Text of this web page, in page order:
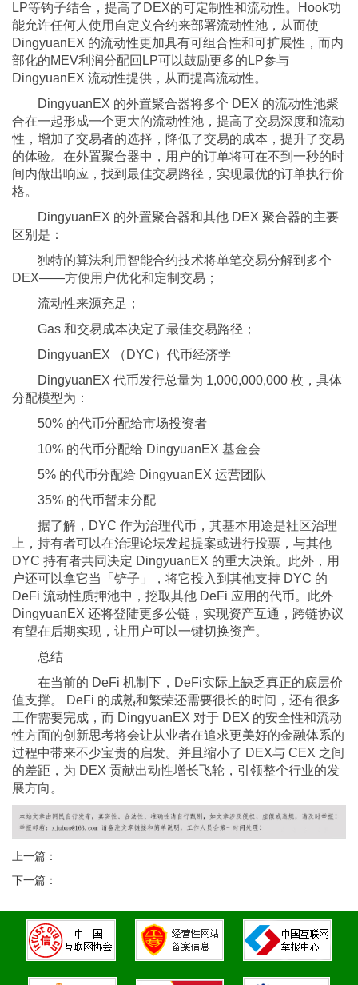
LP等钩子结合，提高了DEX的可定制性和流动性。Hook功
能允许任何人使用自定义合约来部署流动性池，从而使
DingyuanEX 的流动性更加具有可组合性和可扩展性，而内
部化的MEV利润分配回LP可以鼓励更多的LP参与
DingyuanEX 流动性提供，从而提高流动性。
DingyuanEX 的外置聚合器将多个 DEX 的流动性池聚
合在一起形成一个更大的流动性池，提高了交易深度和流动
性，增加了交易者的选择，降低了交易的成本，提升了交易
的体验。在外置聚合器中，用户的订单将可在不到一秒的时
间内做出响应，找到最佳交易路径，实现最优的订单执行价
格。
DingyuanEX 的外置聚合器和其他 DEX 聚合器的主要
区别是：
独特的算法利用智能合约技术将单笔交易分解到多个
DEX——方便用户优化和定制交易；
流动性来源充足；
Gas 和交易成本决定了最佳交易路径；
DingyuanEX （DYC）代币经济学
DingyuanEX 代币发行总量为 1,000,000,000 枚，具体
分配模型为：
50% 的代币分配给市场投资者
10% 的代币分配给 DingyuanEX 基金会
5% 的代币分配给 DingyuanEX 运营团队
35% 的代币暂未分配
据了解，DYC 作为治理代币，其基本用途是社区治理
上，持有者可以在治理论坛发起提案或进行投票，与其他
DYC 持有者共同决定 DingyuanEX 的重大决策。此外，用
户还可以拿它当「铲子」，将它投入到其他支持 DYC 的
DeFi 流动性质押池中，挖取其他 DeFi 应用的代币。此外
DingyuanEX 还将登陆更多公链，实现资产互通，跨链协议
有望在后期实现，让用户可以一键切换资产。
总结
在当前的 DeFi 机制下，DeFi实际上缺乏真正的底层价
值支撑。 DeFi 的成熟和繁荣还需要很长的时间，还有很多
工作需要完成，而 DingyuanEX 对于 DEX 的安全性和流动
性方面的创新思考将会让从业者在追求更美好的金融体系的
过程中带来不少宝贵的启发。并且缩小了 DEX与 CEX 之间
的差距，为 DEX 贡献出动性增长飞轮，引领整个行业的发
展方向。
上一篇：
下一篇：